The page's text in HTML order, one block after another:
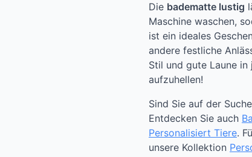
Die badematte lustig
Maschine waschen,
ist ein ideales
andere festliche
Stil und gute Laune
aufzuhellen!
Sind Sie auf der
Entdecken Sie auch
Personalisiert Tiere.
unsere Kollektion